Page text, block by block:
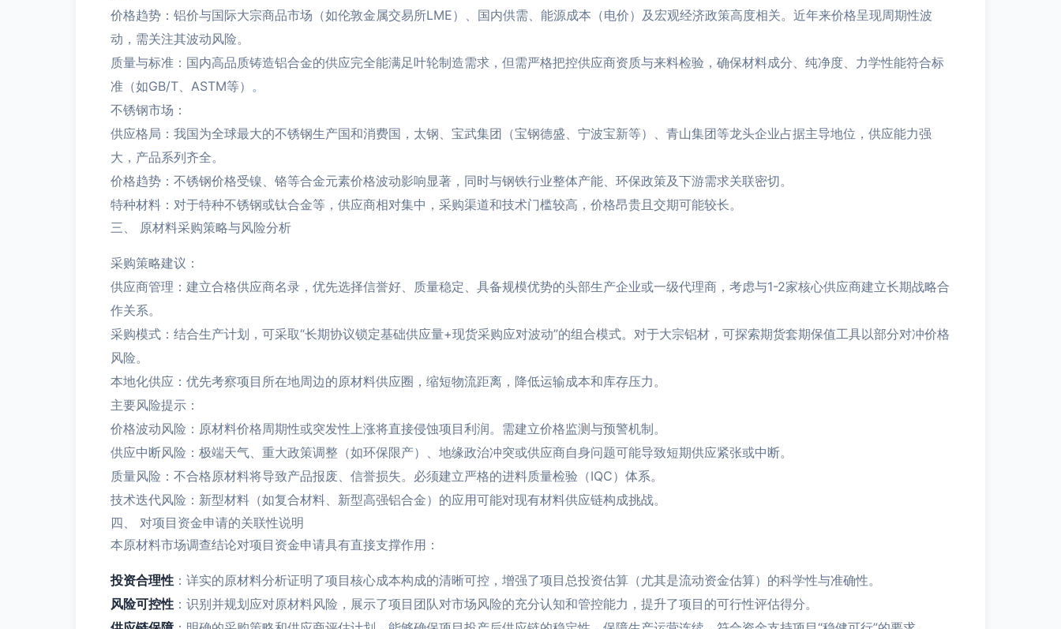
价格趋势：铝价与国际大宗商品市场（如伦敦金属交易所LME）、国内供需、能源成本（电价）及宏观经济政策高度相关。近年来价格呈现周期性波
动，需关注其波动风险。
质量与标准：国内高品质铸造铝合金的供应完全能满足叶轮制造需求，但需严格把控供应商资质与来料检验，确保材料成分、纯净度、力学性能符合标
准（如GB/T、ASTM等）。
不锈钢市场：
供应格局：我国为全球最大的不锈钢生产国和消费国，太钢、宝武集团（宝钢德盛、宁波宝新等）、青山集团等龙头企业占据主导地位，供应能力强
大，产品系列齐全。
价格趋势：不锈钢价格受镍、铬等合金元素价格波动影响显著，同时与钢铁行业整体产能、环保政策及下游需求关联密切。
特种材料：对于特种不锈钢或钛合金等，供应商相对集中，采购渠道和技术门槛较高，价格昂贵且交期可能较长。
三、 原材料采购策略与风险分析
采购策略建议：
供应商管理：建立合格供应商名录，优先选择信誉好、质量稳定、具备规模优势的头部生产企业或一级代理商，考虑与1-2家核心供应商建立长期战略合
作关系。
采购模式：结合生产计划，可采取“长期协议锁定基础供应量+现货采购应对波动”的组合模式。对于大宗铝材，可探索期货套期保值工具以部分对冲价格
风险。
本地化供应：优先考察项目所在地周边的原材料供应圈，缩短物流距离，降低运输成本和库存压力。
主要风险提示：
价格波动风险：原材料价格周期性或突发性上涨将直接侵蚀项目利润。需建立价格监测与预警机制。
供应中断风险：极端天气、重大政策调整（如环保限产）、地缘政治冲突或供应商自身问题可能导致短期供应紧张或中断。
质量风险：不合格原材料将导致产品报废、信誉损失。必须建立严格的进料质量检验（IQC）体系。
技术迭代风险：新型材料（如复合材料、新型高强铝合金）的应用可能对现有材料供应链构成挑战。
四、 对项目资金申请的关联性说明
本原材料市场调查结论对项目资金申请具有直接支撑作用：
投资合理性 ：详实的原材料分析证明了项目核心成本构成的清晰可控，增强了项目总投资估算（尤其是流动资金估算）的科学性与准确性。
风险可控性 ：识别并规划应对原材料风险，展示了项目团队对市场风险的充分认知和管控能力，提升了项目的可行性评估得分。